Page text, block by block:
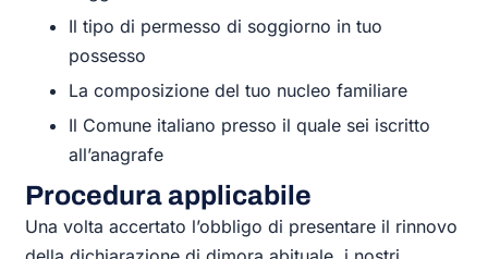
Il tipo di permesso di soggiorno in tuo
possesso
La composizione del tuo nucleo familiare
Il Comune italiano presso il quale sei iscritto
all’anagrafe
Procedura applicabile
Una volta accertato l’obbligo di presentare il rinnovo